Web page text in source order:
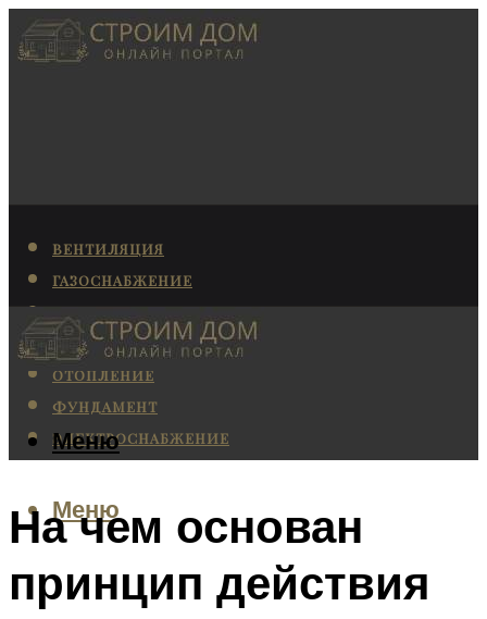
ВЕНТИЛЯЦИЯ
ГАЗОСНАБЖЕНИЕ
КАНАЛИЗАЦИЯ
КОНДИЦИОНИРОВАНИЕ
ОТОПЛЕНИЕ
ФУНДАМЕНТ
ЭЛЕКТРОСНАБЖЕНИЕ
Меню
Меню
На чем основан
принцип действия